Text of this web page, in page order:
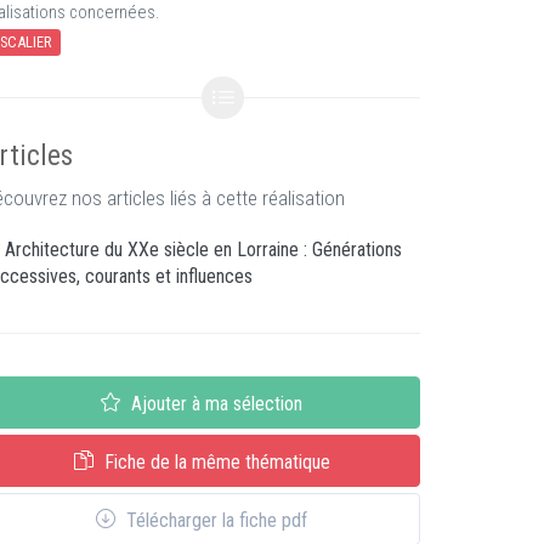
concernées.
nos articles liés à cette réalisation
Architecture du XXe siècle en Lorraine : Générations
courants et influences
Ajouter à ma sélection
Fiche de la même thématique
Télécharger la fiche pdf